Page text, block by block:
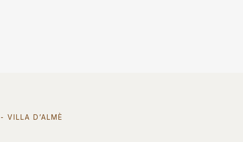
VILLA D’ALMÈ